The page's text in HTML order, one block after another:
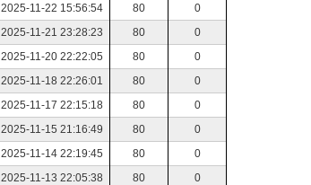
2025-11-22 15:56:54 80
0
2025-11-21 23:28:23 80
0
2025-11-20 22:22:05 80
0
2025-11-18 22:26:01 80
0
2025-11-17 22:15:18 80
0
2025-11-15 21:16:49 80
0
2025-11-14 22:19:45 80
0
2025-11-13 22:05:38 80
0